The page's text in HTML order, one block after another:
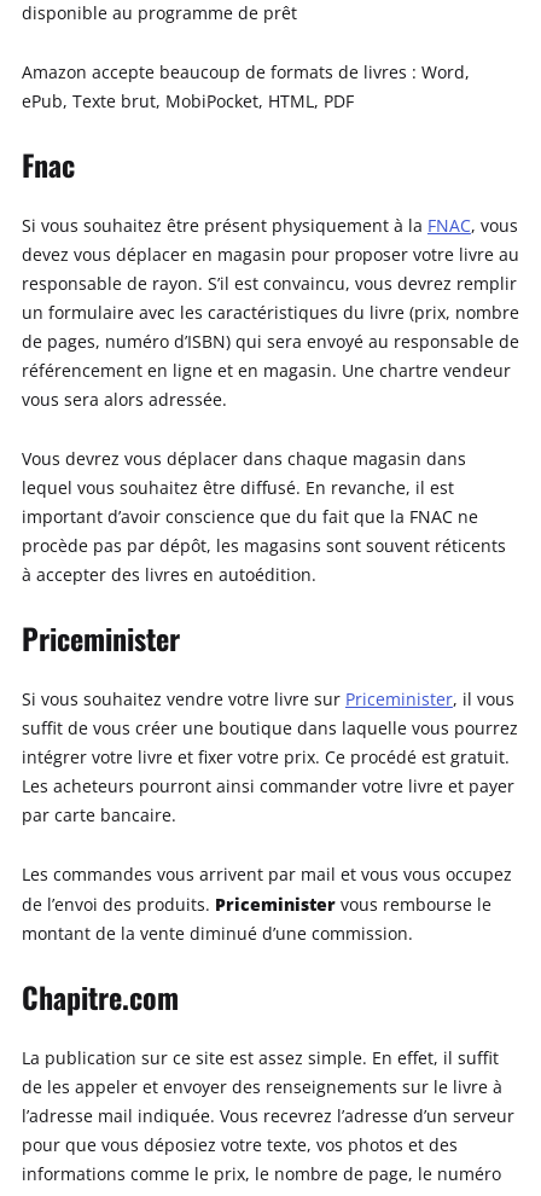
disponible au programme de prêt
Amazon accepte beaucoup de formats de livres : Word,
ePub, Texte brut, MobiPocket, HTML, PDF
Fnac
Si vous souhaitez être présent physiquement à la FNAC, vous
devez vous déplacer en magasin pour proposer votre livre au
responsable de rayon. S’il est convaincu, vous devrez remplir
un formulaire avec les caractéristiques du livre (prix, nombre
de pages, numéro d’ISBN) qui sera envoyé au responsable de
référencement en ligne et en magasin. Une chartre vendeur
vous sera alors adressée.
Vous devrez vous déplacer dans chaque magasin dans
lequel vous souhaitez être diffusé. En revanche, il est
important d’avoir conscience que du fait que la FNAC ne
procède pas par dépôt, les magasins sont souvent réticents
à accepter des livres en autoédition.
Priceminister
Si vous souhaitez vendre votre livre sur Priceminister, il vous
suffit de vous créer une boutique dans laquelle vous pourrez
intégrer votre livre et fixer votre prix. Ce procédé est gratuit.
Les acheteurs pourront ainsi commander votre livre et payer
par carte bancaire.
Les commandes vous arrivent par mail et vous vous occupez
de l’envoi des produits. Priceministervous rembourse le
montant de la vente diminué d’une commission.
Chapitre.com
La publication sur ce site est assez simple. En effet, il suffit
de les appeler et envoyer des renseignements sur le livre à
l’adresse mail indiquée. Vous recevrez l’adresse d’un serveur
pour que vous déposiez votre texte, vos photos et des
informations comme le prix, le nombre de page, le numéro